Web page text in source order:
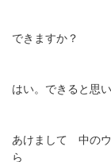
できますか？
はい。できると思い
あけまして 中のウ
ら